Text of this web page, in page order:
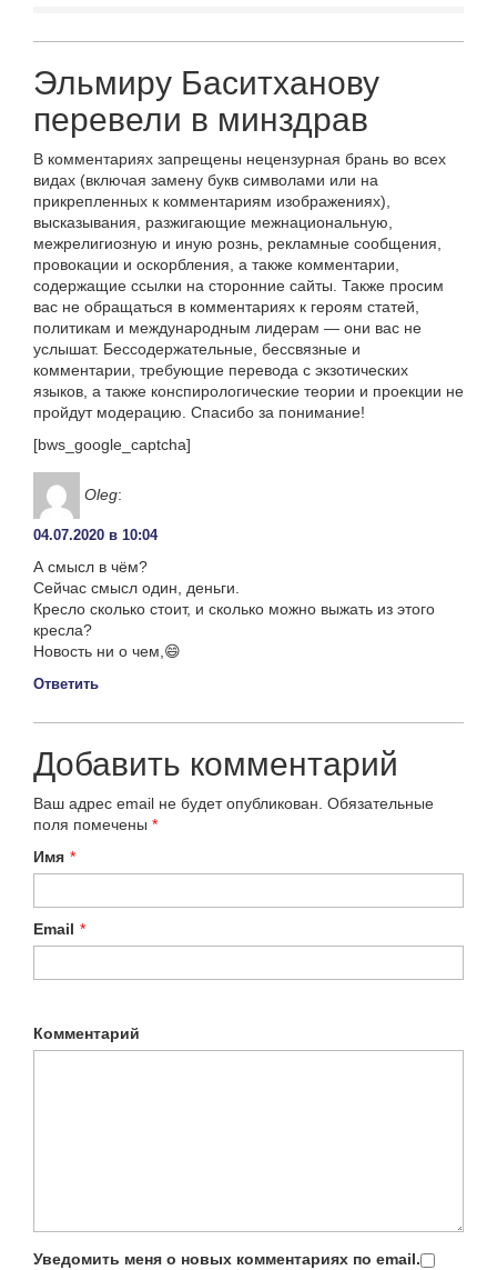
Эльмиру Баситханову
перевели в минздрав
В комментариях запрещены нецензурная брань во всех
видах (включая замену букв символами или на
прикрепленных к комментариям изображениях),
высказывания, разжигающие межнациональную,
межрелигиозную и иную рознь, рекламные сообщения,
провокации и оскорбления, а также комментарии,
содержащие ссылки на сторонние сайты. Также просим
вас не обращаться в комментариях к героям статей,
политикам и международным лидерам — они вас не
услышат. Бессодержательные, бессвязные и
комментарии, требующие перевода с экзотических
языков, а также конспирологические теории и проекции не
пройдут модерацию. Спасибо за понимание!
[bws_google_captcha]
Oleg:
04.07.2020 в 10:04
А смысл в чём?
Сейчас смысл один, деньги.
Кресло сколько стоит, и сколько можно выжать из этого
кресла?
Новость ни о чем,😄
Ответить
Добавить комментарий
Ваш адрес email не будет опубликован. Обязательные
поля помечены *
Имя *
Email *
Комментарий
Уведомить меня о новых комментариях по email.